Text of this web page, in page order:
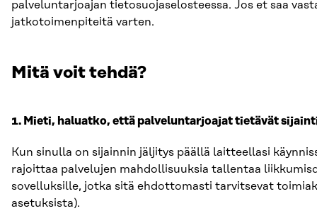
palveluntarjoajan tietosuojaselosteessa. Jos et saa
jatkotoimenpiteitä varten.
Mitä voit tehdä?
1. Mieti, haluatko, että palveluntarjoajat tietävät
Kun sinulla on sijainnin jäljitys päällä laitteellasi
rajoittaa palvelujen mahdollisuuksia tallentaa
sovelluksille, jotka sitä ehdottomasti tarvitsevat
asetuksista).